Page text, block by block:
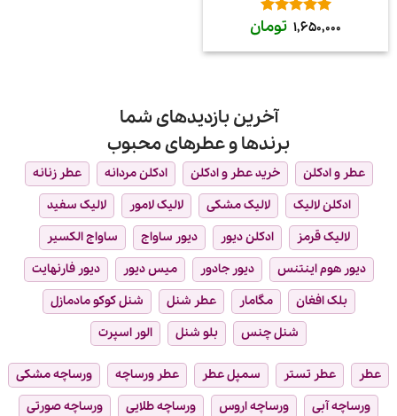
امتیاز 5از 1,650,000 تومان
آخرین بازدیدهای شما
برندها و عطرهای محبوب
عطر و ادکلن خرید عطر و ادکلن ادکلن مردانه
عطر زنانه
ادکلن لالیک
لالیک مشکی لالیک لامور
لالیک سفید
لالیک قرمز
ادکلن دیور دیور ساواج
ساواج الکسیر
دیور هوم اینتنس
دیور جادور میس دیور
دیور فارنهایت
بلک افغان
مگامار عطر شنل
شنل کوکو مادمازل
شنل چنس
بلو شنل الور اسپرت
عطر عطر تستر سمپل عطر عطر ورساچه
ورساچه مشکی
ورساچه آبی
ورساچه اروس ورساچه طلایی
ورساچه صورتی